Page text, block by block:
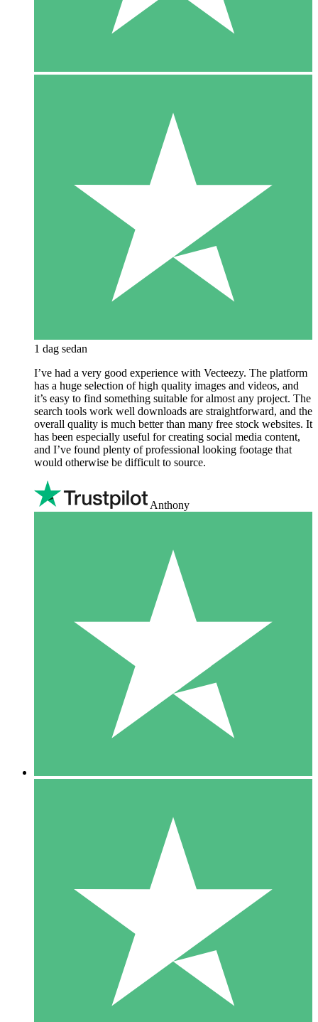
1 dag sedan
I’ve had a very good experience with Vecteezy. The platform
has a huge selection of high quality images and videos, and
it’s easy to find something suitable for almost any project. The
search tools work well downloads are straightforward, and the
overall quality is much better than many free stock websites. It
has been especially useful for creating social media content,
and I’ve found plenty of professional looking footage that
would otherwise be difficult to source.
Anthony